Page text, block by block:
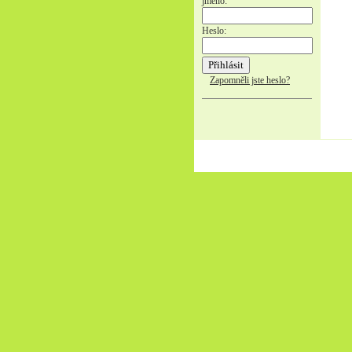
Heslo:
Zapomněli jste heslo?